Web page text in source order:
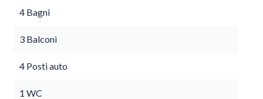
4 Bagni
3 Balconi
4 Posti auto
1 WC